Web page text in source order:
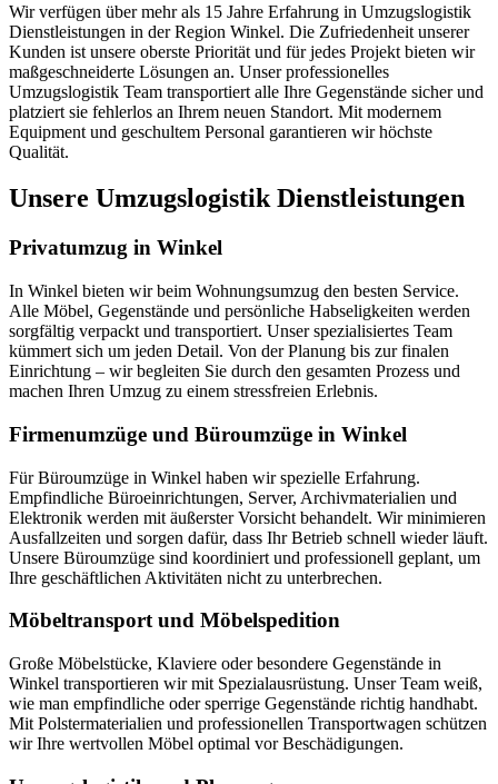
Wir verfügen über mehr als 15 Jahre Erfahrung in Umzugslogistik
Dienstleistungen in der Region Winkel. Die Zufriedenheit unserer
Kunden ist unsere oberste Priorität und für jedes Projekt bieten wir
maßgeschneiderte Lösungen an. Unser professionelles
Umzugslogistik Team transportiert alle Ihre Gegenstände sicher und
platziert sie fehlerlos an Ihrem neuen Standort. Mit modernem
Equipment und geschultem Personal garantieren wir höchste
Qualität.
Unsere Umzugslogistik Dienstleistungen
Privatumzug in Winkel
In Winkel bieten wir beim Wohnungsumzug den besten Service.
Alle Möbel, Gegenstände und persönliche Habseligkeiten werden
sorgfältig verpackt und transportiert. Unser spezialisiertes Team
kümmert sich um jeden Detail. Von der Planung bis zur finalen
Einrichtung – wir begleiten Sie durch den gesamten Prozess und
machen Ihren Umzug zu einem stressfreien Erlebnis.
Firmenumzüge und Büroumzüge in Winkel
Für Büroumzüge in Winkel haben wir spezielle Erfahrung.
Empfindliche Büroeinrichtungen, Server, Archivmaterialien und
Elektronik werden mit äußerster Vorsicht behandelt. Wir minimieren
Ausfallzeiten und sorgen dafür, dass Ihr Betrieb schnell wieder läuft.
Unsere Büroumzüge sind koordiniert und professionell geplant, um
Ihre geschäftlichen Aktivitäten nicht zu unterbrechen.
Möbeltransport und Möbelspedition
Große Möbelstücke, Klaviere oder besondere Gegenstände in
Winkel transportieren wir mit Spezialausrüstung. Unser Team weiß,
wie man empfindliche oder sperrige Gegenstände richtig handhabt.
Mit Polstermaterialien und professionellen Transportwagen schützen
wir Ihre wertvollen Möbel optimal vor Beschädigungen.